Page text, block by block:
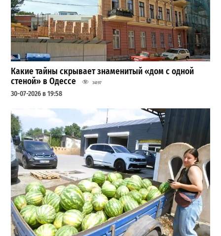
Какие тайны скрывает знаменитый «дом с одной
стеной» в Одессе
34197
30-07-2026 в 19:58